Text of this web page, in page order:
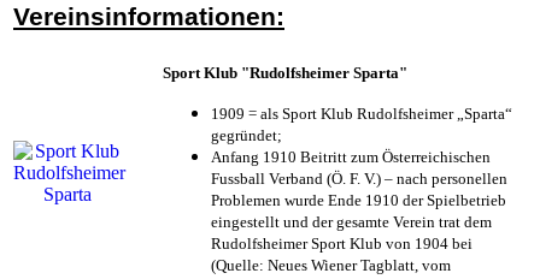
Vereinsinformationen:
Sport Klub "Rudolfsheimer Sparta"
1909 = als Sport Klub Rudolfsheimer „Sparta“
gegründet;
Anfang 1910 Beitritt zum Österreichischen
Fussball Verband (Ö. F. V.) – nach personellen
Problemen wurde Ende 1910 der Spielbetrieb
eingestellt und der gesamte Verein trat dem
Rudolfsheimer Sport Klub von 1904 bei
(Quelle: Neues Wiener Tagblatt, vom